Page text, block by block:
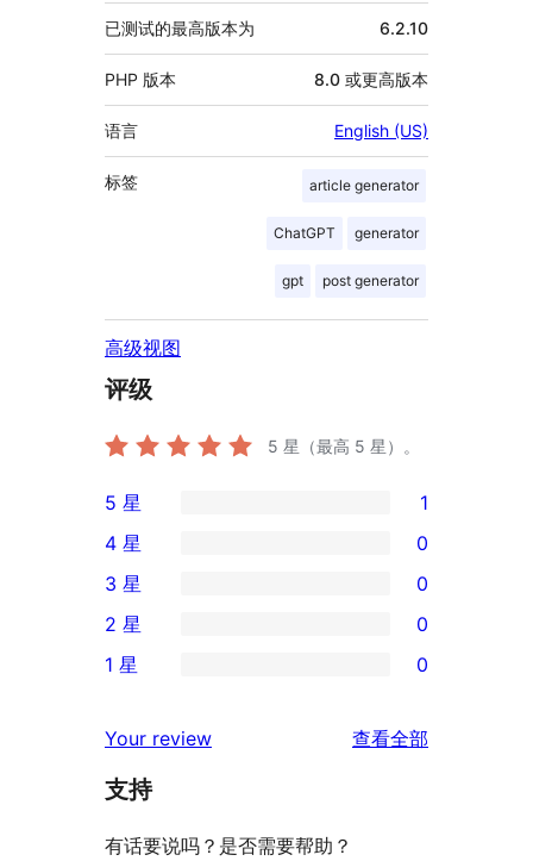
已测试的最高版本为 6.2.10
PHP 版本 8.0 或更高版本
语言 English (US)
标签 article generator
ChatGPT generator
gpt post generator
高级视图
评级
5 星（最高 5 星）。
1
条
5
星
评
5 星 1
条
4
星
价
4 星 0
0
条
3
评
价
3 星 0
条
星
评
2 星 0
1
星
1 星 0
Your review 查看全部
支持
有话要说吗？是否需要帮助？